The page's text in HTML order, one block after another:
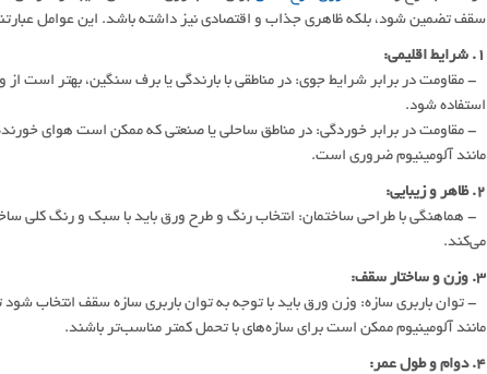
سقف تضمین شود، بلکه ظاهری جذاب و اقتصادی نیز داشته باشد. این عوامل
1. شرایط اقلیمی:
- مقاومت در برابر شرایط جوی: در مناطقی با بارندگی یا برف سنگین، بهتر است از
استفاده شود.
- مقاومت در برابر خوردگی: در مناطق ساحلی یا صنعتی که ممکن است هوای
مانند آلومینیوم ضروری است.
2. ظاهر و زیبایی:
- هماهنگی با طراحی ساختمان: انتخاب رنگ و طرح ورق باید با سبک و رنگ کلی
می‌کند.
3. وزن و ساختار سقف:
- توان باربری سازه: وزن ورق باید با توجه به توان باربری سازه سقف انتخاب
مانند آلومینیوم ممکن است برای سازه‌های با تحمل کمتر مناسب‌تر باشند.
4. دوام و طول عمر: